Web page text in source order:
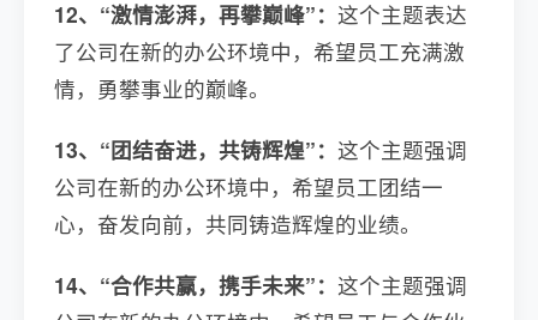
12、“激情澎湃，再攀巅峰”： 这个主题表达
了公司在新的办公环境中，希望员工充满激
情，勇攀事业的巅峰。
13、“团结奋进，共铸辉煌”： 这个主题强调
公司在新的办公环境中，希望员工团结一
心，奋发向前，共同铸造辉煌的业绩。
14、“合作共赢，携手未来”： 这个主题强调